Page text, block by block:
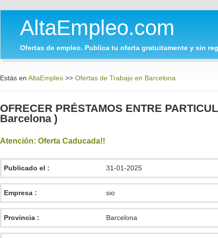
AltaEmpleo.com
Ofertas de empleo. Publica tu oferta gratuitamente y sin
Estás en AltaEmpleo >> Ofertas de Trabajo en Barcelona
OFRECER PRÉSTAMOS ENTRE
Barcelona )
Atención: Oferta Caducada!!
Publicado el : 31-01-2025
Empresa : sio
Provincia : Barcelona